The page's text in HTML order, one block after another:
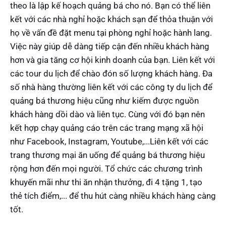
theo là lập kế hoạch quảng bá cho nó. Bạn có thể liên
kết với các nhà nghỉ hoặc khách sạn để thỏa thuận với
họ về vấn đề đặt menu tại phòng nghỉ hoặc hành lang.
Việc này giúp dễ dàng tiếp cận đến nhiều khách hàng
hơn và gia tăng cơ hội kinh doanh của bạn. Liên kết với
các tour du lịch để chào đón số lượng khách hàng. Đa
số nhà hàng thường liên kết với các công ty du lịch để
quảng bá thương hiệu cũng như kiếm được nguồn
khách hàng dồi dào và liên tục. Cùng với đó bạn nên
kết hợp chạy quảng cáo trên các trang mạng xã hội
như Facebook, Instagram, Youtube,...Liên kết với các
trang thương mại ăn uống để quảng bá thương hiệu
rộng hơn đến mọi người. Tổ chức các chương trình
khuyến mãi như thi ăn nhận thưởng, đi 4 tặng 1, tạo
thẻ tích điểm,... để thu hút càng nhiều khách hàng càng
tốt.